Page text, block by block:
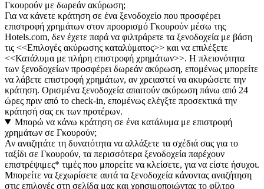
Γκουρούν με δωρεάν ακύρωση;
Για να κάνετε κράτηση σε ένα ξενοδοχείο που προσφέρει
επιστροφή χρημάτων στον προορισμό Γκουρούν μέσω της
Hotels.com, δεν έχετε παρά να φιλτράρετε τα ξενοδοχεία με βάση
τις <<Επιλογές ακύρωσης καταλύματος>> και να επιλέξετε
<<Κατάλυμα με πλήρη επιστροφή χρημάτων>>. Η πλειονότητα
των ξενοδοχείων προσφέρει δωρεάν ακύρωση, επομένως μπορείτε
να λάβετε επιστροφή χρημάτων, αν χρειαστεί να ακυρώσετε την
κράτηση. Ορισμένα ξενοδοχεία απαιτούν ακύρωση πάνω από 24
ώρες πριν από το check-in, επομένως ελέγξτε προσεκτικά την
κράτησή σας εκ των προτέρων.
Μπορώ να κάνω κράτηση σε ένα κατάλυμα με επιστροφή
χρημάτων σε Γκουρούν;
Αν αναζητάτε τη δυνατότητα να αλλάξετε τα σχέδιά σας για το
ταξίδι σε Γκουρούν, τα περισσότερα ξενοδοχεία παρέχουν
επιστρέψιμες* τιμές που μπορείτε να κλείσετε, για να είστε ήσυχοι.
Μπορείτε να ξεχωρίσετε αυτά τα ξενοδοχεία κάνοντας αναζήτηση
στις επιλογές στη σελίδα μας και χρησιμοποιώντας το φίλτρο